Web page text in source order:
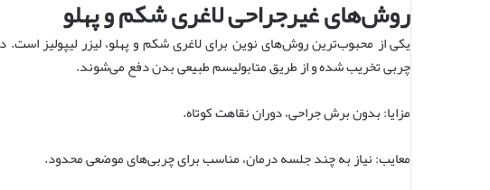
روش‌های غیرجراحی لاغری شکم و پهلو
یکی از محبوب‌ترین روش‌های نوین برای لاغری شکم و پهلو، لیزر لیپولیز
چربی تخریب شده و از طریق متابولیسم طبیعی بدن دفع می‌شوند.
مزایا: بدون برش جراحی، دوران نقاهت کوتاه.
معایب: نیاز به چند جلسه درمان، مناسب برای چربی‌های موضعی محدود.